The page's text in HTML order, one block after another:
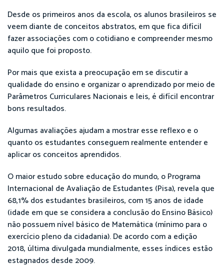
Desde os primeiros anos da escola, os alunos brasileiros se
veem diante de conceitos abstratos, em que fica difícil
fazer associações com o cotidiano e compreender mesmo
aquilo que foi proposto.
Por mais que exista a preocupação em se discutir a
qualidade do ensino e organizar o aprendizado por meio de
Parâmetros Curriculares Nacionais e leis, é difícil encontrar
bons resultados.
Algumas avaliações ajudam a mostrar esse reflexo e o
quanto os estudantes conseguem realmente entender e
aplicar os conceitos aprendidos.
O maior estudo sobre educação do mundo, o Programa
Internacional de Avaliação de Estudantes (Pisa), revela que
68,1% dos estudantes brasileiros, com 15 anos de idade
(idade em que se considera a conclusão do Ensino Básico)
não possuem nível básico de Matemática (mínimo para o
exercício pleno da cidadania). De acordo com a edição
2018, última divulgada mundialmente, esses índices estão
estagnados desde 2009.